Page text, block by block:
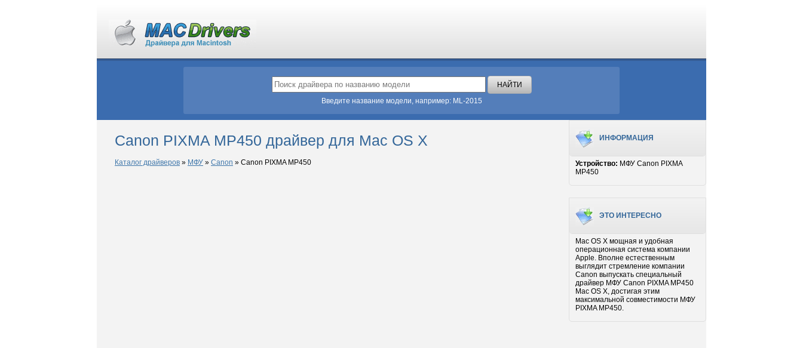
Введите название модели, например: ML-2015
Canon PIXMA MP450 драйвер для Mac OS X
Каталог драйверов » МФУ » Canon » Canon PIXMA MP450
ИНФОРМАЦИЯ
Устройство: МФУ Canon PIXMA
MP450
ЭТО ИНТЕРЕСНО
Mac OS X мощная и удобная
операционная система компании
Apple. Вполне естественным
выглядит стремление компании
Canon выпускать специальный
драйвер МФУ Canon PIXMA MP450
Mac OS X, достигая этим
максимальной совместимости МФУ
PIXMA MP450.